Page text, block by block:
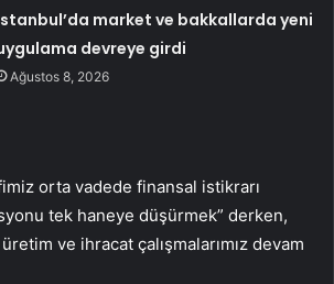
market ve bakkallarda yeni
devreye girdi
Ağustos 8, 2026
orta vadede finansal istikrarı
tek haneye düşürmek” derken,
üretim ve ihracat çalışmalarımız devam